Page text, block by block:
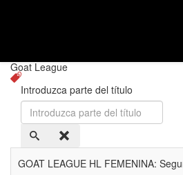
Goat League
Introduzca parte del título
GOAT LEAGUE HL FEMENINA: